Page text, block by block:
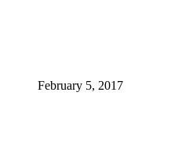
February 5, 2017